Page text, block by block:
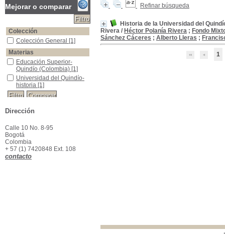
Refinar búsqueda
Historia de la Universidad del
Rivera / Héctor Polanía Rivera ; Fondo
Sánchez Cáceres ; Alberto Lleras ;
1
Mejorar o comparar
Colección
Colección General
Colección General [1]
Materias
Educación Superior- Quindío (Colombia)
Educación Superior-
Quindío (Colombia) [1]
Universidad del Quindío- historia
Universidad del Quindío-
historia [1]
Dirección
Calle 10 No. 8-95
Bogotá
Colombia
+ 57 (1) 7420848 Ext. 108
contacto